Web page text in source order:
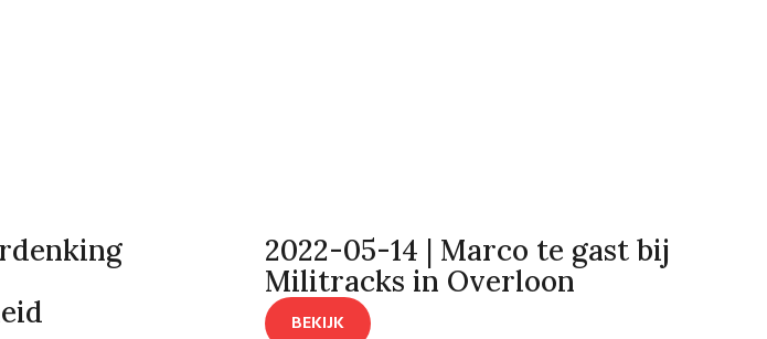
2022-05-14 | Marco te gast bij
Militracks in Overloon
BEKIJK